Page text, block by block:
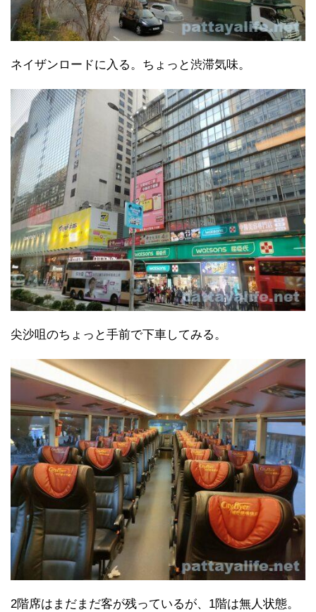
ネイザンロードに入る。ちょっと渋滞気味。
尖沙咀のちょっと手前で下車してみる。
2階席はまだまだ客が残っているが、1階は無人状態。